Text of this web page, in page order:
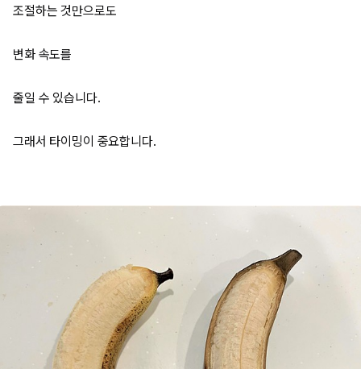
조절하는 것만으로도
변화 속도를
줄일 수 있습니다.
그래서 타이밍이 중요합니다.